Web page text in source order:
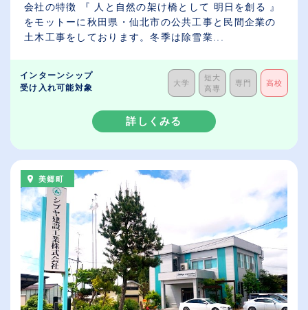
会社の特徴 『 人と自然の架け橋として 明日を創る 』
をモットーに秋田県・仙北市の公共工事と民間企業の
土木工事をしております。冬季は除雪業...
インターンシップ
受け入れ可能対象
大学
短大
高専
専門 高校
詳しくみる
美郷町